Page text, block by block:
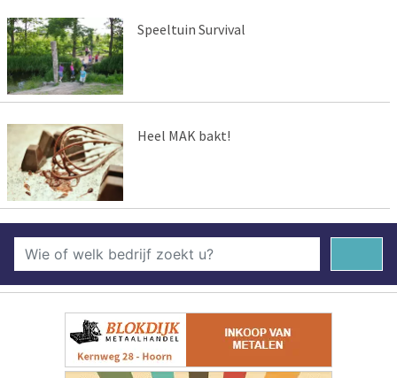
Speeltuin Survival
Heel MAK bakt!